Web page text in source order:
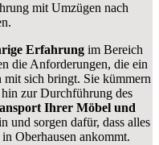
mit Umzügen nach
.
Erfahrungim Bereich
die Anforderungen, die ein
sich bringt. Sie kümmern
zur Durchführung des
Ihrer Möbel und
und sorgen dafür, dass alles
Oberhausen ankommt.